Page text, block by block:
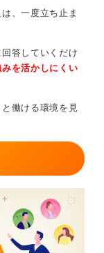
目的を「ES
。
魅力を感じ
問してみまし
なっていたと
〇〇という魅
、より深く企
す。
、一度立ち止ま
答していくだけ
を活かしにくい
働ける環境を見